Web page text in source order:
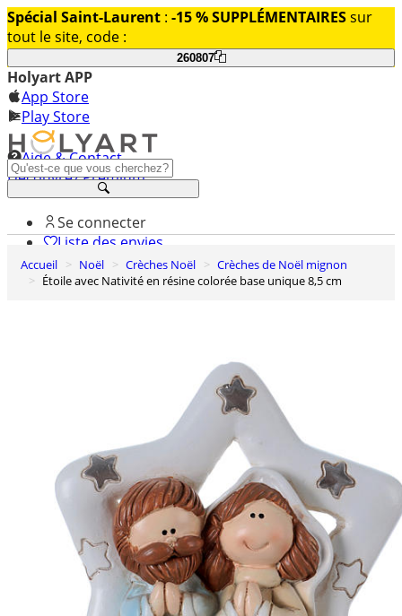
Spécial Saint-Laurent : -15 % SUPPLÉMENTAIRESsur
tout le site, code :
260807
Holyart APP
App Store
Play Store
Aide & Contact
Découvrez Premium
Se connecter
Liste des envies
0
Accueil Noël Crèches Noël
Crèches de Noël mignon
Étoile avec Nativité en résine colorée base unique 8,5 cm